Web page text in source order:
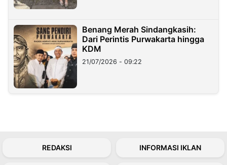
Benang Merah Sindangkasih:
Dari Perintis Purwakarta hingga
KDM
21/07/2026 - 09:22
REDAKSI INFORMASI IKLAN